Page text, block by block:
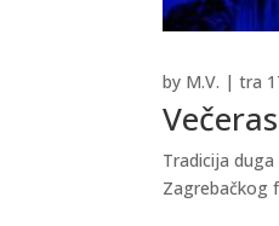
by M.V. |tra
Tradicija
Zagrebačkog